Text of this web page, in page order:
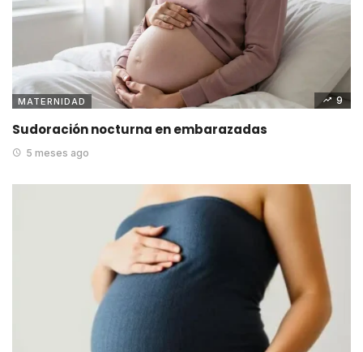
MATERNIDAD 9
Sudoración nocturna en embarazadas
5 meses ago